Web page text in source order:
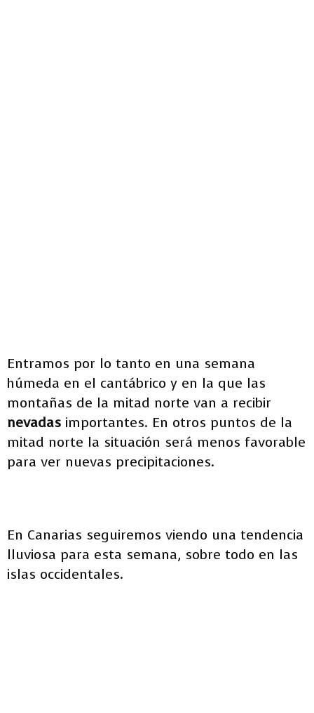
Entramos por lo tanto en una semana
húmeda en el cantábrico y en la que las
montañas de la mitad norte van a recibir
nevadas importantes. En otros puntos de la
mitad norte la situación será menos favorable
para ver nuevas precipitaciones.
En Canarias seguiremos viendo una tendencia
lluviosa para esta semana, sobre todo en las
islas occidentales.